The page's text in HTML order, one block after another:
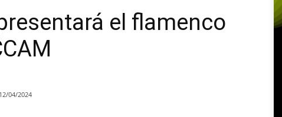
el flamenco
12/04/2024